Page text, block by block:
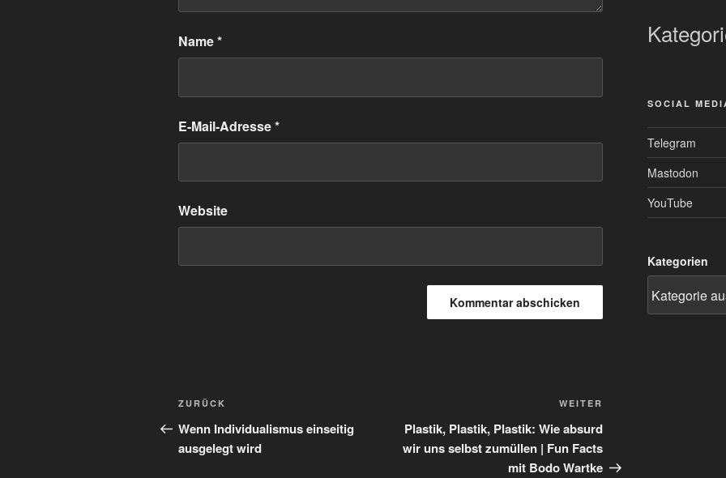
Name*
E-Mail-Adresse*
Website
Beitragsnavigation
Vorheriger
Beitrag
ZURÜCK
Wenn Individualismus einseitig
ausgelegt wird
Beitrag
WEITER
Plastik, Plastik, Plastik: Wie absurd
wir uns selbst zumüllen | Fun Facts
mit Bodo Wartke
SOCIAL
Telegram
Mastodon
YouTube
Kategorien